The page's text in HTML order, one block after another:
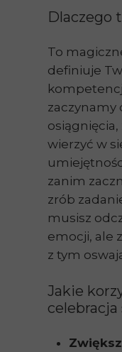
Dlaczego
To
definiuje
zaczynamy
wierzyć w
zanim
zrób
musisz
emocji, ale
z tym
Jakie